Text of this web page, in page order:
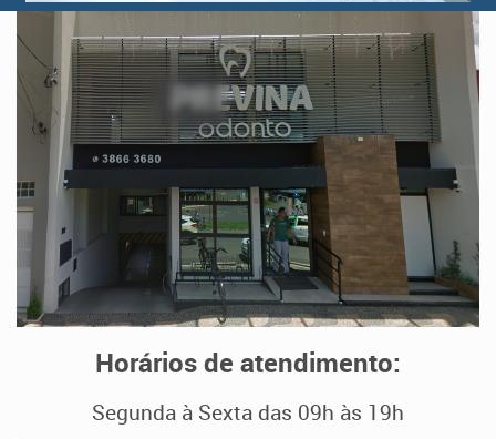
Horários de atendimento:
Segunda à Sexta das 09h às 19h